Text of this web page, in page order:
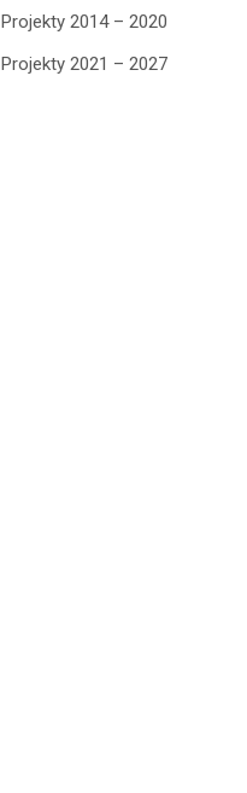
Projekty 2014 – 2020
Projekty 2021 – 2027